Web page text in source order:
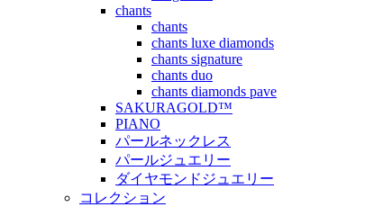
chants
chants
chants luxe diamonds
chants signature
chants duo
chants diamonds pave
SAKURAGOLD™
PIANO
パールネックレス
パールジュエリー
ダイヤモンドジュエリー
コレクション